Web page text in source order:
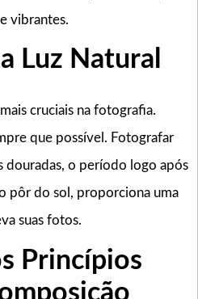
vibrantes.
Luz Natural
cruciais na fotografia.
que possível. Fotografar
douradas, o período logo após
pôr do sol, proporciona uma
suas fotos.
Princípios